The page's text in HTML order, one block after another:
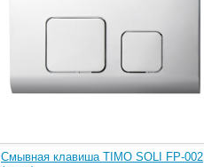
Смывная клавиша TIMO SOLI FP-002